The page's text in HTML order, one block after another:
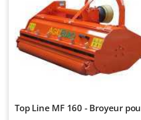
Rato
Reber
Redback
Resto Italia
Ritter
Top Line MF 160 - Broyeur